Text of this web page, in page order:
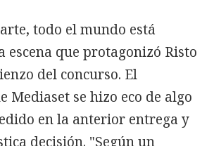
todo el mundo está
escena que protagonizó Risto
del concurso. El
Mediaset se hizo eco de algo
en la anterior entrega y
decisión. "Según un